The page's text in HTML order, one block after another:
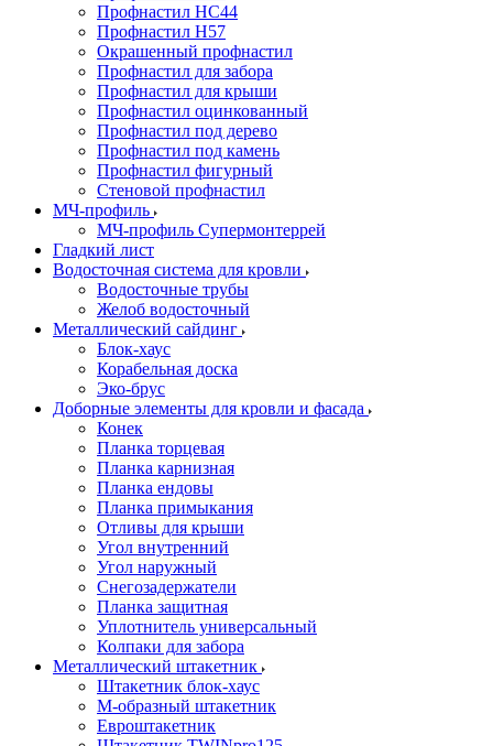
Профнастил HC44
Профнастил Н57
Окрашенный профнастил
Профнастил для забора
Профнастил для крыши
Профнастил оцинкованный
Профнастил под дерево
Профнастил под камень
Профнастил фигурный
Стеновой профнастил
МЧ-профиль
МЧ-профиль Супермонтеррей
Гладкий лист
Водосточная система для кровли
Водосточные трубы
Желоб водосточный
Металлический сайдинг
Блок-хаус
Корабельная доска
Эко-брус
Доборные элементы для кровли и фасада
Конек
Планка торцевая
Планка карнизная
Планка ендовы
Планка примыкания
Отливы для крыши
Угол внутренний
Угол наружный
Снегозадержатели
Планка защитная
Уплотнитель универсальный
Колпаки для забора
Металлический штакетник
Штакетник блок-хаус
М-образный штакетник
Евроштакетник